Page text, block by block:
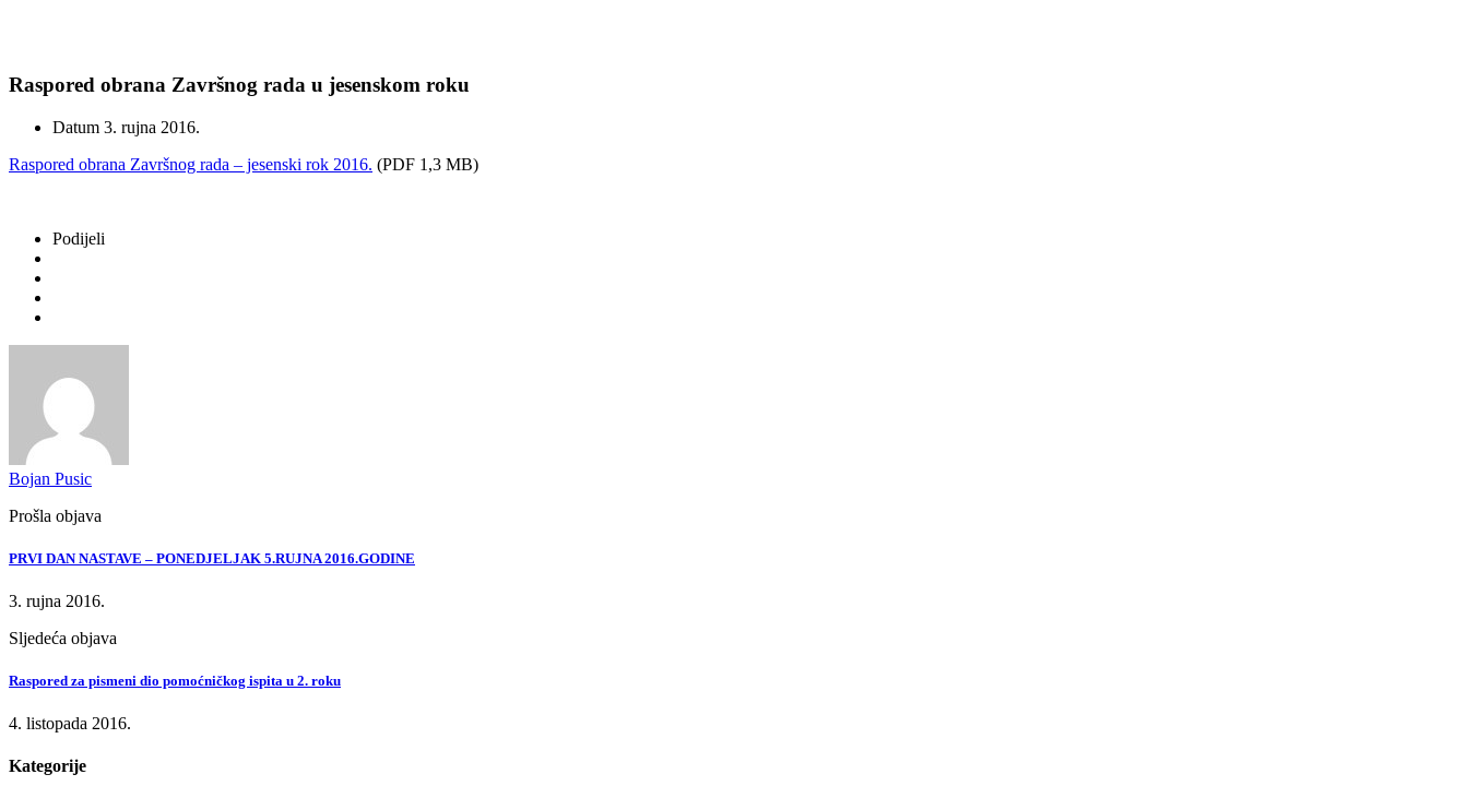
Raspored obrana Završnog rada u jesenskom roku
Datum 3. rujna 2016.
Raspored obrana Završnog rada – jesenski rok 2016. (PDF 1,3 MB)
Podijeli
Bojan Pusic
Prošla objava
PRVI DAN NASTAVE – PONEDJELJAK 5.RUJNA 2016.GODINE
3. rujna 2016.
Sljedeća objava
Raspored za pismeni dio pomoćničkog ispita u 2. roku
4. listopada 2016.
Kategorije